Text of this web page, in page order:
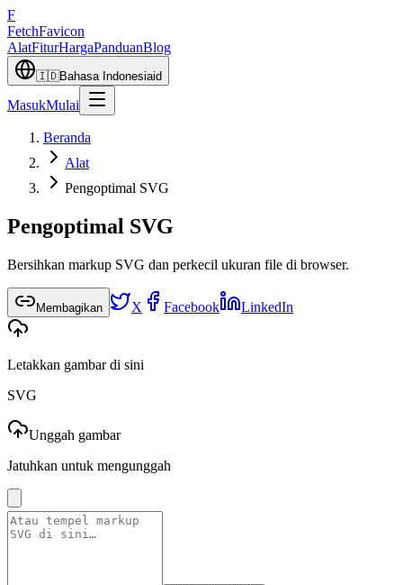
F
FetchFavicon
AlatFiturHargaPanduanBlog
🇮🇩Bahasa Indonesiaid
MasukMulai
Beranda
Alat
Pengoptimal SVG
Pengoptimal SVG
Bersihkan markup SVG dan perkecil ukuran file di browser.
Membagikan X Facebook LinkedIn
Letakkan gambar di sini
SVG
Unggah gambar
Jatuhkan untuk mengunggah